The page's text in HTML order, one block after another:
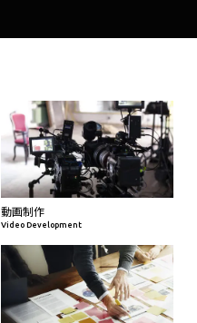
動画制作
Video Development